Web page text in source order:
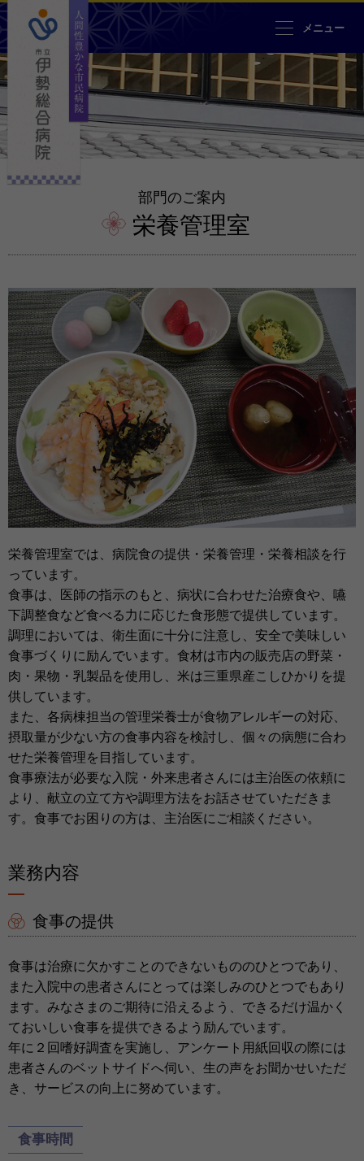
人間性豊かな市民病院 市立伊勢
メニュー
部門のご案内
栄養管理室
栄養管理室では、病院食の提供・栄養管理・栄養相談を行
っています。
食事は、医師の指示のもと、病状に合わせた治療食や、嚥
下調整食など食べる力に応じた食形態で提供しています。
調理においては、衛生面に十分に注意し、安全で美味しい
食事づくりに励んでいます。食材は市内の販売店の野菜・
肉・果物・乳製品を使用し、米は三重県産こしひかりを提
供しています。
また、各病棟担当の管理栄養士が食物アレルギーの対応、
摂取量が少ない方の食事内容を検討し、個々の病態に合わ
せた栄養管理を目指しています。
食事療法が必要な入院・外来患者さんには主治医の依頼に
より、献立の立て方や調理方法をお話させていただきま
す。食事でお困りの方は、主治医にご相談ください。
業務内容
食事の提供
食事は治療に欠かすことのできないもののひとつであり、
また入院中の患者さんにとっては楽しみのひとつでもあり
ます。みなさまのご期待に沿えるよう、できるだけ温かく
ておいしい食事を提供できるよう励んでいます。
年に２回嗜好調査を実施し、アンケート用紙回収の際には
患者さんのベットサイドへ伺い、生の声をお聞かせいただ
き、サービスの向上に努めています。
食事時間